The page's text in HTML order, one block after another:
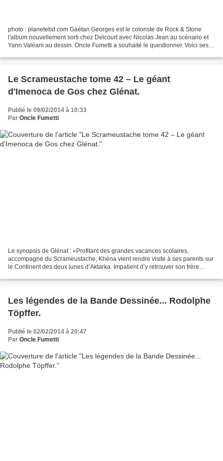
photo : planetebd.com Gaétan Georges est le coloriste de Rock & Stone
l'album nouvellement sorti chez Delcourt avec Nicolas Jean au scénario et
Yann Valéani au dessin. Oncle Fumetti a souhaité le questionner. Voici ses
Le Scrameustache tome 42 – Le géant
d'Imenoca de Gos chez Glénat.
Publié le 09/02/2014 à 10:33
Par Oncle Fumetti
Le synopsis de Glénat : «Profitant des grandes vacances scolaires,
accompagné du Scrameustache, Khéna vient rendre visite à ses parents sur
le Continent des deux lunes d’Aktarka. Impatient d’y retrouver son frère
Les légendes de la Bande Dessinée... Rodolphe
Töpffer.
Publié le 02/02/2014 à 20:47
Par Oncle Fumetti